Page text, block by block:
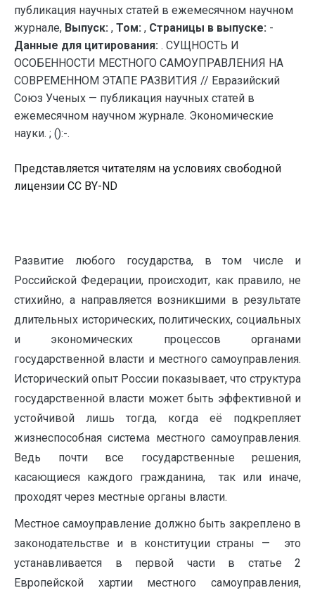
публикация научных статей в ежемесячном научном
журнале, Выпуск: , Том: , Страницы в выпуске: -
Данные для цитирования: . СУЩНОСТЬ И
ОСОБЕННОСТИ МЕСТНОГО САМОУПРАВЛЕНИЯ НА
СОВРЕМЕННОМ ЭТАПЕ РАЗВИТИЯ // Евразийский
Союз Ученых — публикация научных статей в
ежемесячном научном журнале. Экономические
науки. ; ():-.
Представляется читателям на условиях свободной
лицензии CC BY-ND
Развитие любого государства, в том числе и
Российской Федерации, происходит, как правило, не
стихийно, а направляется возникшими в результате
длительных исторических, политических, социальных
и экономических процессов органами
государственной власти и местного самоуправления.
Исторический опыт России показывает, что структура
государственной власти может быть эффективной и
устойчивой лишь тогда, когда её подкрепляет
жизнеспособная система местного самоуправления.
Ведь почти все государственные решения,
касающиеся каждого гражданина, так или иначе,
проходят через местные органы власти.
Местное самоуправление должно быть закреплено в
законодательстве и в конституции страны — это
устанавливается в первой части в статье 2
Европейской хартии местного самоуправления,